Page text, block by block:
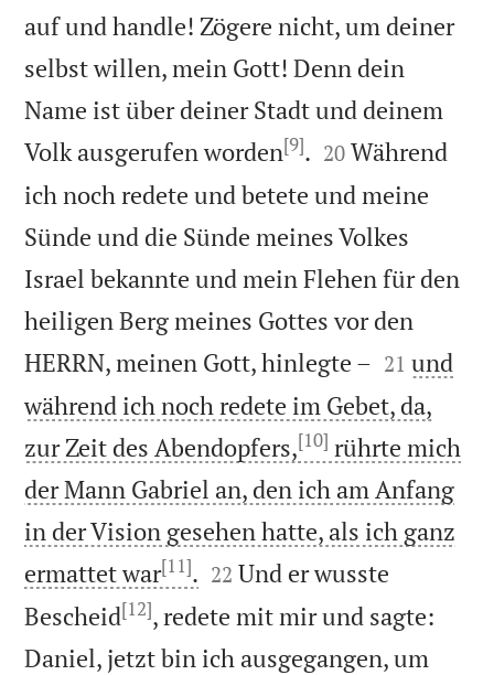
auf und handle! Zögere nicht, um deiner
selbst willen, mein Gott! Denn dein
Name ist über deiner Stadt und deinem
Volk ausgerufen worden[9]. 

20 Während
ich noch redete und betete und meine
Sünde und die Sünde meines Volkes
Israel bekannte und mein Flehen für den
heiligen Berg meines Gottes vor den
HERRN, meinen Gott, hinlegte – 

21 und
während ich noch redete im Gebet, da,
zur Zeit des Abendopfers,[10] rührte mich
der Mann Gabriel an, den ich am Anfang
in der Vision gesehen hatte, als ich ganz
ermattet war[11]. 

22 Und er wusste
Bescheid[12], redete mit mir und sagte:
Daniel, jetzt bin ich ausgegangen, um